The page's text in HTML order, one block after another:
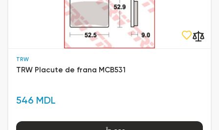
TRW
TRW Placute de frana MCB531
546 MDL